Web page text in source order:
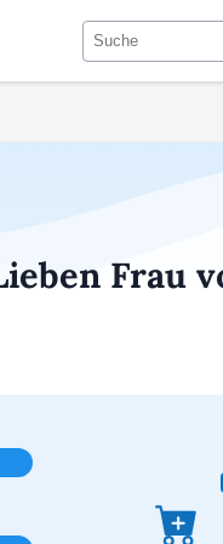
Frau